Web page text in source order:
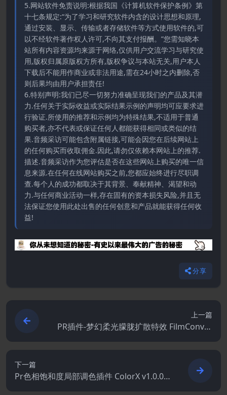
5.网站软件免责说明:根据我国《计算机软件保护条例》第
十七条规定:“为了学习和研究软件内含的设计思想和原理,
通过安装、显示、传输或者存储软件等方式使用软件的,可
以不经软件著作权人许可,不向其支付报酬。”您需知晓本
站所有内容资源均来源于网络,仅供用户交流学习与研究使
用,版权归属原版权方所有,版权争议与本站无关,用户本人
下载后不能用作商业或非法用途,需在24小时之内删除,否
则后果均由用户承担责任!
6.特别声明:我们已尽一切努力准确呈现我们的产品及其潜
力.任何关于实际收益或实际结果示例的声明均可应要求进
行验证.所使用的推荐和示例均为特殊结果,不适用于普通
购买者,亦不代表或保证任何人都能获得相同或类似的结
果.音频采访可能包含附属链接,可能会因您在后续网站上
的任何购买而收取佣金.因此,请勿仅依赖本网站上的推荐.
描述.音频采访作为您评估是否在这些网站上购买的唯一信
息来源.在任何在线网站购买之前,您都应始终进行尽职调
查.每个人的成功都取决于其背景、奉献精神、渴望和动
力.与任何商业活动一样,存在固有的资本损失风险,并且无
法保证您使用此处出售的任何创意和产品就能获得任何收
益!
分享
上一篇
PR插件-梦幻柔光朦胧扩散特效 FilmConver
t Hazy V1.00 Win
下一篇
Pr色相饱和度局部调色插件 ColorX v1.0.0
Win